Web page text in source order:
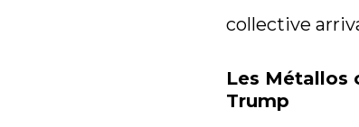
collective
Les Métallos
Trump